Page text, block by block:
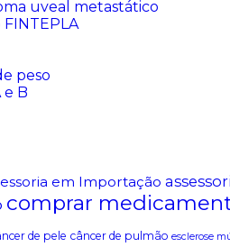
uveal metastático
peso
B
em Importação
comprar
de pele câncer de pulmão esclerose